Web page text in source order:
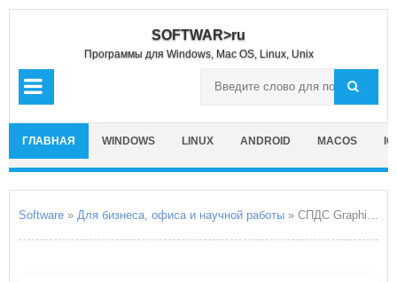
SOFTWAR>ru
Программы для Windows, Mac OS, Linux, Unix
ГЛАВНАЯ WINDOWS LINUX ANDROID MACOS
Software » Для бизнеса, офиса и научной работы » СПДС GraphiCS